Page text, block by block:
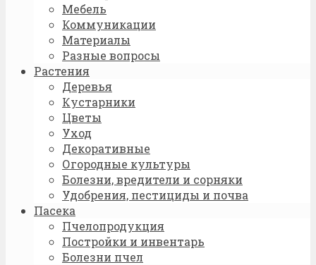
Мебель
Коммуникации
Материалы
Разные вопросы
Растения
Деревья
Кустарники
Цветы
Уход
Декоративные
Огородные культуры
Болезни, вредители и сорняки
Удобрения, пестициды и почва
Пасека
Пчелопродукция
Постройки и инвентарь
Болезни пчел